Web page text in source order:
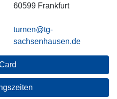
60599 Frankfurt
turnen@tg-
sachsenhausen.de